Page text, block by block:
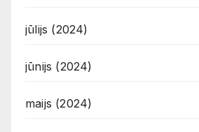
jūlijs (2024)
jūnijs (2024)
maijs (2024)